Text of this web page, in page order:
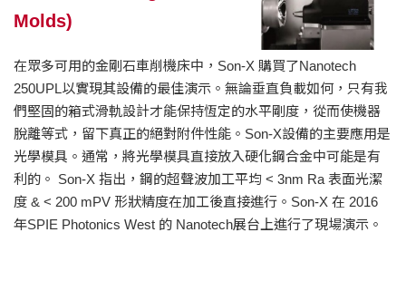
Molds)
在眾多可用的金剛石車削機床中，Son-X 購買了Nanotech
250UPL以實現其設備的最佳演示。無論垂直負載如何，只有我
們堅固的箱式滑軌設計才能保持恆定的水平剛度，從而使機器
脫離等式，留下真正的絕對附件性能。Son-X設備的主要應用是
光學模具。通常，將光學模具直接放入硬化鋼合金中可能是有
利的。 Son-X 指出，鋼的超聲波加工平均 < 3nm Ra 表面光潔
度 & < 200 mPV 形狀精度在加工後直接進行。Son-X 在 2016
年SPIE Photonics West 的 Nanotech展台上進行了現場演示。